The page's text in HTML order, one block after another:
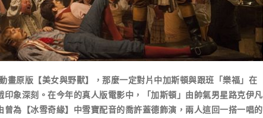
原版【美女與野獸】，那麼一定對片中加斯頓與跟班「樂福」在
印象深刻。在今年的真人版電影中，「加斯頓」由帥氣男星路克伊凡
曾為【冰雪奇緣】中雪寶配音的喬許蓋德飾演，兩人這回一搭一唱的